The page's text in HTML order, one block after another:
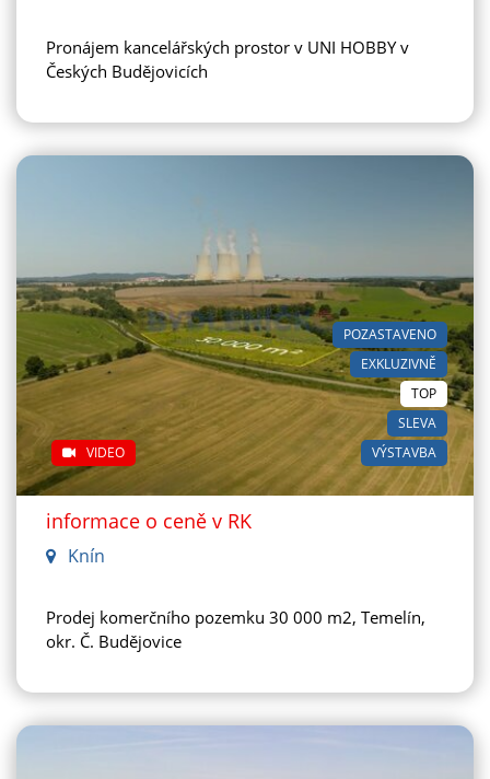
Pronájem kancelářských prostor v UNI HOBBY v
Českých Budějovicích
EXKLUZIVNĚ
VIDEO VÝSTAVBA
SLEVA
TOP
POZASTAVENO
informace o ceně v RK
Knín
Prodej komerčního pozemku 30 000 m2, Temelín,
okr. Č. Budějovice